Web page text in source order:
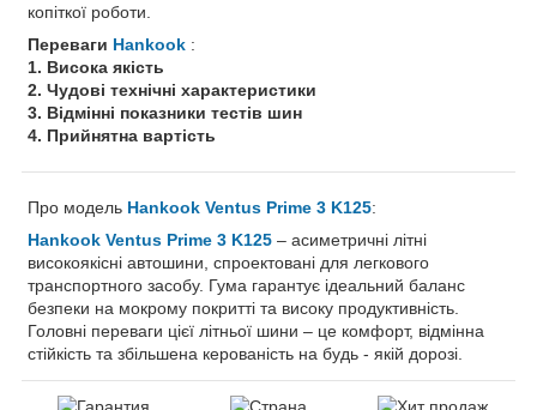
копіткої роботи.
Переваги Hankook :
1. Висока якість
2. Чудові технічні характеристики
3. Відмінні показники тестів шин
4. Прийнятна вартість
Про модель Hankook Ventus Prime 3 K125:
Hankook Ventus Prime 3 K125 – асиметричні літні
високоякісні автошини, спроектовані для легкового
транспортного засобу. Гума гарантує ідеальний баланс
безпеки на мокрому покритті та високу продуктивність.
Головні переваги цієї літньої шини – це комфорт, відмінна
стійкість та збільшена керованість на будь - якій дорозі.